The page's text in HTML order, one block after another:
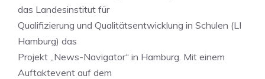
das Landesinstitut für
Qualifizierung und Qualitätsentwicklung in Schulen (LI
Hamburg) das
Projekt „News-Navigator“ in Hamburg. Mit einem
Auftaktevent auf dem